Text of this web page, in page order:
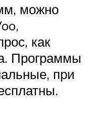
можно
как
Программы
при